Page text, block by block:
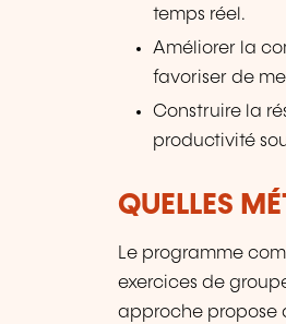
temps réel.
Améliorer la
favoriser de
Construire la
productivité
QUELLES
Le programme
exercices de
approche propose